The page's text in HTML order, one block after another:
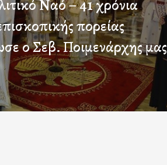
Ναό – 41 χρόνια
πορείας
ο Σεβ. Ποιμενάρχης μας